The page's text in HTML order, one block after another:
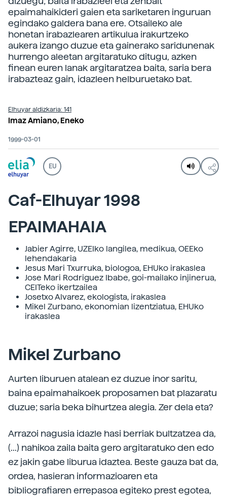
epaimahaikideri gaien eta sariketaren inguruan
egindako galdera bana ere. Otsaileko ale
honetan irabazlearen artikulua irakurtzeko
aukera izango duzue eta gainerako saridunenak
hurrengo aleetan argitaratuko ditugu, azken
finean euren lanak argitaratzea baita, saria bera
irabazteaz gain, idazleen helburuetako bat.
Elhuyar aldizkaria: 141
Imaz Amiano, Eneko
1999-03-01
EU
Caf-Elhuyar 1998
EPAIMAHAIA
Jabier Agirre, UZEIko langilea, medikua, OEEko
lehendakaria
Jesus Mari Txurruka, biologoa, EHUko irakaslea
Jose Mari Rodriguez Ibabe, goi-mailako injinerua,
CEITeko ikertzailea
Josetxo Alvarez, ekologista, irakaslea
Mikel Zurbano, ekonomian lizentziatua, EHUko
irakaslea
Mikel Zurbano
Aurten liburuen atalean ez duzue inor saritu,
baina epaimahaikoek proposamen bat plazaratu
duzue; saria beka bihurtzea alegia. Zer dela eta?
Arrazoi nagusia idazle hasi berriak bultzatzea da,
(...) nahikoa zaila baita gero argitaratuko den edo
ez jakin gabe liburua idaztea. Beste gauza bat da,
ordea, hasieran informazioaren eta
bibliografiaren errepasoa egiteko prest egotea,